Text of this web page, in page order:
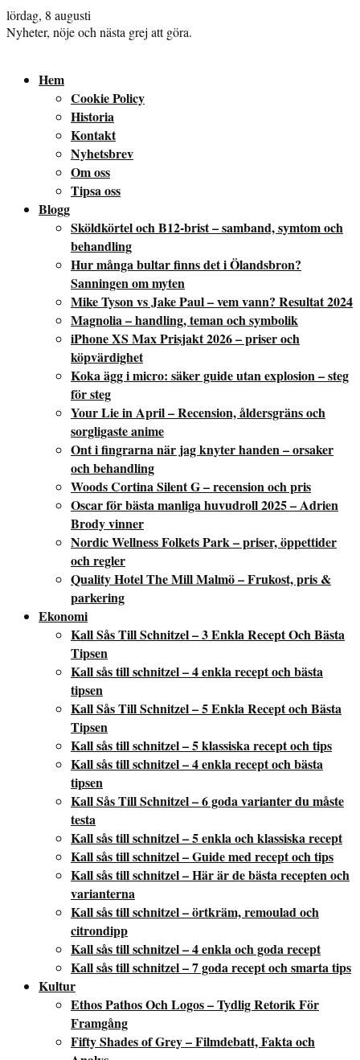
lördag, 8 augusti
Nyheter, nöje och nästa grej att göra.
Hem
Cookie Policy
Historia
Kontakt
Nyhetsbrev
Om oss
Tipsa oss
Blogg
Sköldkörtel och B12-brist – samband, symtom och
behandling
Hur många bultar finns det i Ölandsbron?
Sanningen om myten
Mike Tyson vs Jake Paul – vem vann? Resultat 2024
Magnolia – handling, teman och symbolik
iPhone XS Max Prisjakt 2026 – priser och
köpvärdighet
Koka ägg i micro: säker guide utan explosion – steg
för steg
Your Lie in April – Recension, åldersgräns och
sorgligaste anime
Ont i fingrarna när jag knyter handen – orsaker
och behandling
Woods Cortina Silent G – recension och pris
Oscar för bästa manliga huvudroll 2025 – Adrien
Brody vinner
Nordic Wellness Folkets Park – priser, öppettider
och regler
Quality Hotel The Mill Malmö – Frukost, pris &
parkering
Ekonomi
Kall Sås Till Schnitzel – 3 Enkla Recept Och Bästa
Tipsen
Kall sås till schnitzel – 4 enkla recept och bästa
tipsen
Kall Sås Till Schnitzel – 5 Enkla Recept och Bästa
Tipsen
Kall sås till schnitzel – 5 klassiska recept och tips
Kall sås till schnitzel – 4 enkla recept och bästa
tipsen
Kall Sås Till Schnitzel – 6 goda varianter du måste
testa
Kall sås till schnitzel – 5 enkla och klassiska recept
Kall sås till schnitzel – Guide med recept och tips
Kall sås till schnitzel – Här är de bästa recepten och
varianterna
Kall sås till schnitzel – örtkräm, remoulad och
citrondipp
Kall sås till schnitzel – 4 enkla och goda recept
Kall sås till schnitzel – 7 goda recept och smarta tips
Kultur
Ethos Pathos Och Logos – Tydlig Retorik För
Framgång
Fifty Shades of Grey – Filmdebatt, Fakta och